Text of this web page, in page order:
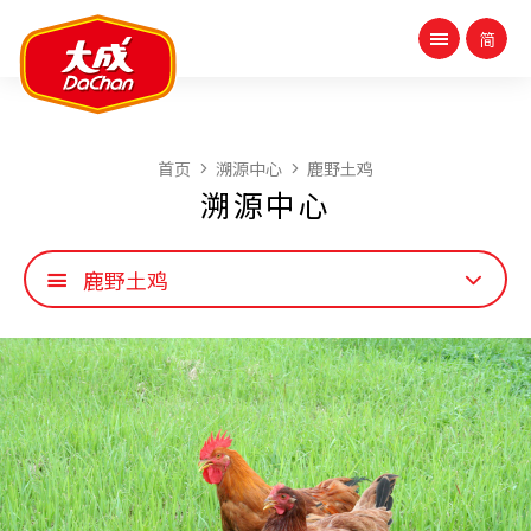
首页 溯源中心 鹿野土鸡
溯源中心
鹿野土鸡